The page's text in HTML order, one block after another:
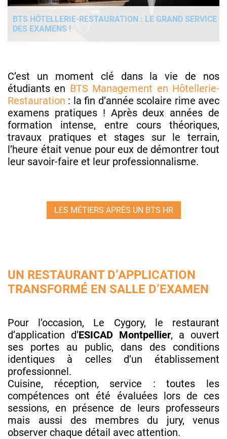
BTS HÔTELLERIE-RESTAURATION : LE GRAND SERVICE
DES EXAMENS !
C’est un moment clé dans la vie de nos
étudiants en BTS Management en Hôtellerie-
Restauration : la fin d’année scolaire rime avec
examens pratiques ! Après deux années de
formation intense, entre cours théoriques,
travaux pratiques et stages sur le terrain,
l’heure était venue pour eux de démontrer tout
leur savoir-faire et leur professionnalisme.
LES MÉTIERS APRÈS UN BTS HR
UN RESTAURANT D’APPLICATION
TRANSFORMÉ EN SALLE D’EXAMEN
Pour l’occasion, Le Cygory, le restaurant
d’application d’ESICAD Montpellier, a ouvert
ses portes au public, dans des conditions
identiques à celles d’un établissement
professionnel.
Cuisine, réception, service : toutes les
compétences ont été évaluées lors de ces
sessions, en présence de leurs professeurs
mais aussi des membres du jury, venus
observer chaque détail avec attention.